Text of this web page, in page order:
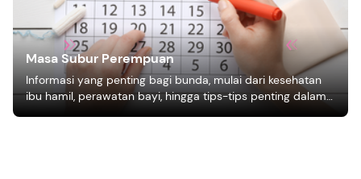
Masa Subur Perempuan
Informasi yang penting bagi bunda, mulai dari kesehatan
ibu hamil, perawatan bayi, hingga tips-tips penting dalam